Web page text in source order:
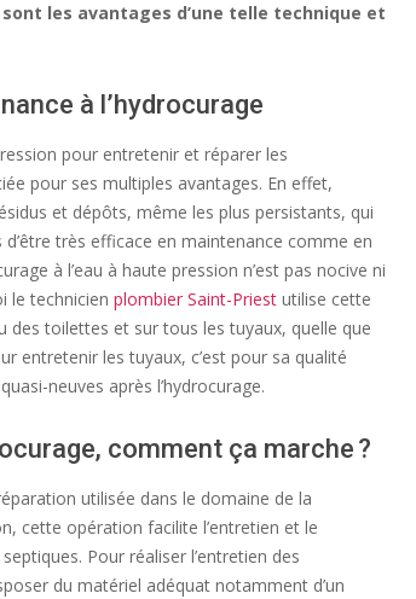
les avantages d’une telle technique et
à l’hydrocurage
pour entretenir et réparer les
pour ses multiples avantages. En effet,
et dépôts, même les plus persistants, qui
très efficace en maintenance comme en
à l’eau à haute pression n’est pas nocive ni
le technicien plombier Saint-Priest utilise cette
des toilettes et sur tous les tuyaux, quelle que
entretenir les tuyaux, c’est pour sa qualité
neuves après l’hydrocurage.
comment ça marche ?
utilisée dans le domaine de la
cette opération facilite l’entretien et le
Pour réaliser l’entretien des
du matériel adéquat notamment d’un